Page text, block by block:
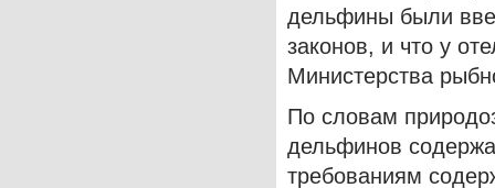
дельфины были
законов, и что у
Министерства
По словам
дельфинов
требованиям